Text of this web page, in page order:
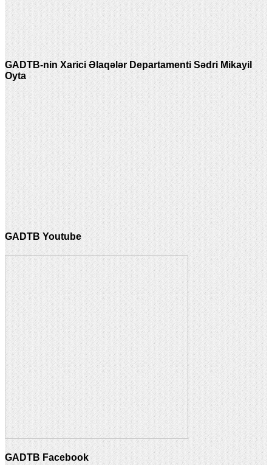
GADTB-nin Xarici Əlaqələr Departamenti Sədri Mikayil
Oyta
GADTB Youtube
GADTB Facebook